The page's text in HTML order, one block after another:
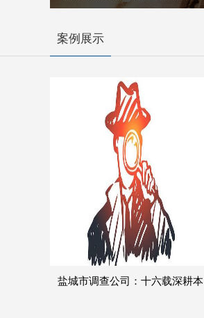
案例展示
盐城市调查公司：十六载深耕本